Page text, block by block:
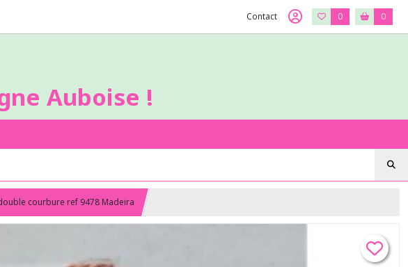
Contact 0 0
Auboise !
courbure ref 9478 Madeira